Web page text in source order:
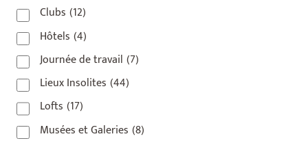
Clubs (12)
Hôtels (4)
Journée de travail (7)
Lieux Insolites (44)
Lofts (17)
Musées et Galeries (8)